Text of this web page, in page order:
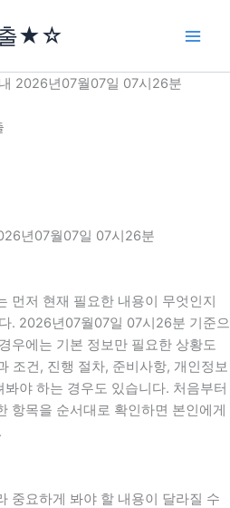
출★☆
2026년07월07일 07시26분
년07월07일 07시26분
먼저 현재 필요한 내용이 무엇인지
. 2026년07월07일 07시26분 기준으
우에는 기본 정보만 필요한 상황도
조건, 진행 절차, 준비사항, 개인정보
야 하는 경우도 있습니다. 처음부터
항목을 순서대로 확인하면 본인에게
중요하게 봐야 할 내용이 달라질 수